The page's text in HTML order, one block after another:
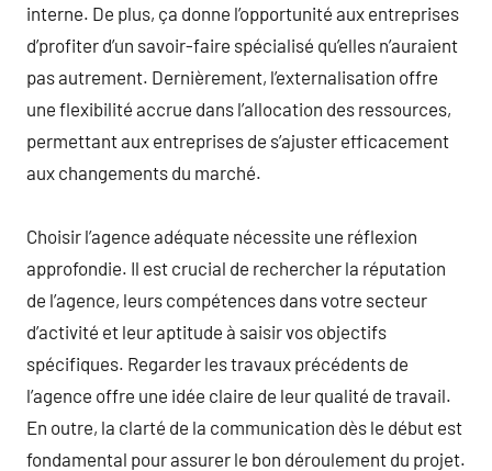
interne. De plus, ça donne l’opportunité aux entreprises
d’profiter d’un savoir-faire spécialisé qu’elles n’auraient
pas autrement. Dernièrement, l’externalisation offre
une flexibilité accrue dans l’allocation des ressources,
permettant aux entreprises de s’ajuster efficacement
aux changements du marché.
Choisir l’agence adéquate nécessite une réflexion
approfondie. Il est crucial de rechercher la réputation
de l’agence, leurs compétences dans votre secteur
d’activité et leur aptitude à saisir vos objectifs
spécifiques. Regarder les travaux précédents de
l’agence offre une idée claire de leur qualité de travail.
En outre, la clarté de la communication dès le début est
fondamental pour assurer le bon déroulement du projet.